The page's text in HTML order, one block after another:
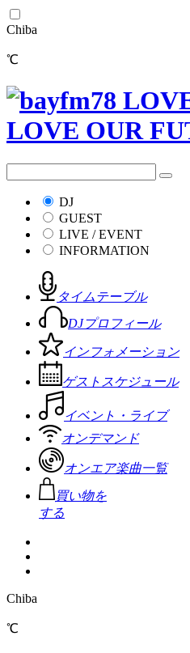
Chiba
℃
DJ
GUEST
LIVE / EVENT
INFORMATION
タイムテーブル
DJプロフィール
インフォメーション
ゲストスケジュール
イベント・ライブ
オンデマンド
オンエア楽曲一覧
買い物を
する
Chiba
℃